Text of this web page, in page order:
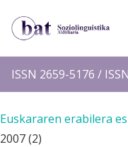
ISSN 2659-5176 /
Euskararen erabilera
2007 (2)